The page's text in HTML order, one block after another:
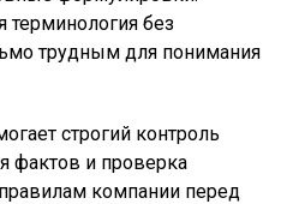
без
трудным для понимания
строгий контроль
фактов и проверка
компании перед